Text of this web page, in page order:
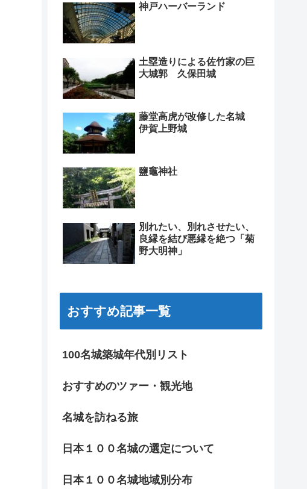
神戸ハーバーランド
土塁造りによる佐竹家の巨
大城郭 久保田城
藤堂高虎が改修した名城
伊賀上野城
鹽竈神社
別れたい、別れさせたい、
良縁を結び悪縁を絶つ「菊
野大明神」
おすすめ記事一覧
100名城築城年代別リスト
おすすめのツァー・観光地
名城を訪ねる旅
日本１００名城の選定について
日本１００名城地域別分布